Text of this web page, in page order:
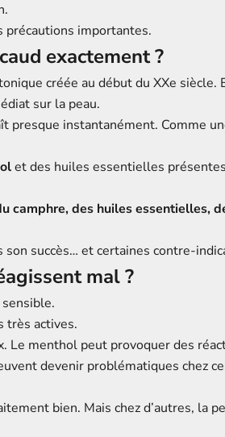
précautions importantes.
exactement ?
créée au début du XXe siècle.
sur la peau.
presque instantanément. Comme
et des huiles essentielles
camphre, des huiles essentielles,
succès… et certaines contre-
mal ?
très actives.
Le menthol peut provoquer des
devenir problématiques chez
bien. Mais chez d’autres, la